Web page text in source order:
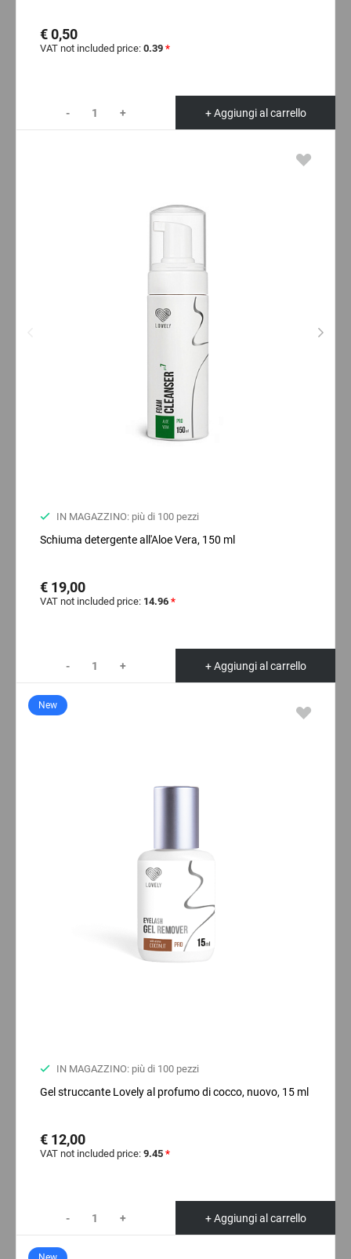
€ 0,50
VAT not included price: 0.39 *
- + + Aggiungi al carrello
IN MAGAZZINO: più di 100 pezzi
Schiuma detergente all'Aloe Vera, 150 ml
€ 19,00
VAT not included price: 14.96 *
- + + Aggiungi al carrello
New
IN MAGAZZINO: più di 100 pezzi
Gel struccante Lovely al profumo di cocco, nuovo, 15 ml
€ 12,00
VAT not included price: 9.45 *
- + + Aggiungi al carrello